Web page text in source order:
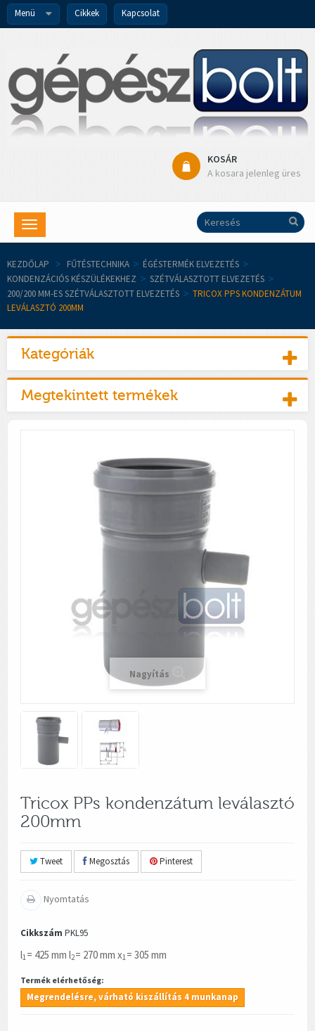
Menü Cikkek Kapcsolat
KOSÁR
A kosara jelenleg üres
Toggle
navigation
KEZDŐLAP > FŰTÉSTECHNIKA > ÉGÉSTERMÉK ELVEZETÉS >
KONDENZÁCIÓS KÉSZÜLÉKEKHEZ > SZÉTVÁLASZTOTT ELVEZETÉS >
200/200 MM-ES SZÉTVÁLASZTOTT ELVEZETÉS > TRICOX PPS KONDENZÁTUM
LEVÁLASZTÓ 200MM
Kategóriák
Megtekintett termékek
Nagyítás
Tricox PPs kondenzátum leválasztó
200mm
Tweet Megosztás Pinterest
Nyomtatás
Cikkszám PKL95
l1= 425 mm l2= 270 mm x1= 305 mm
Termék elérhetőség:
Megrendelésre, várható kiszállítás 4 munkanap